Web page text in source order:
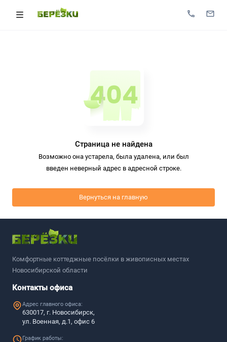
Страница не найдена
Возможно она устарела, была удалена, или был
введен неверный адрес в адресной строке.
Вернуться на главную
Комфортные коттеджные посёлки в живописных местах
Новосибирской области
Контакты офиса
Адрес главного офиса:
630017, г. Новосибирск,
ул. Военная, д.1, офис 6
График работы: